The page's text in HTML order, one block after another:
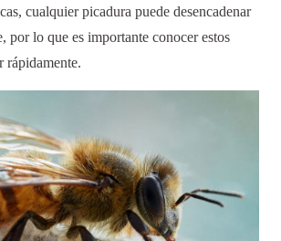
cualquier picadura puede desencadenar
por lo que es importante conocer estos
rápidamente.